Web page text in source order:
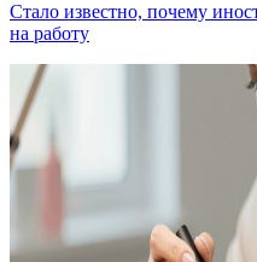
Стало известно, почему
на работу